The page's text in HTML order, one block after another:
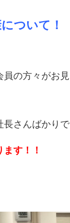
ついて！
の方々がお見
長さんばかりで
す！！